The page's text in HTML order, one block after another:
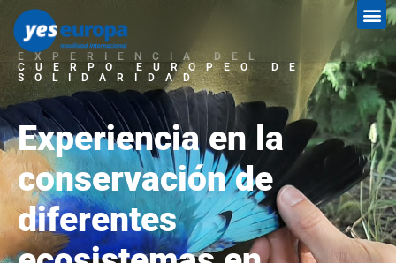
EXPERIENCIA DEL
CUERPO EUROPEO DE
SOLIDARIDAD
Experiencia en la
conservación de
diferentes